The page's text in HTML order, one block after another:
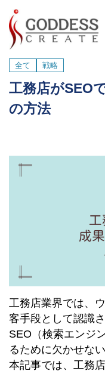
全て 戦略
工務店がSEO
の方法
工務店業界では、
客手段として認識
SEO（検索エンジ
るために欠かせな
本記事では、工務